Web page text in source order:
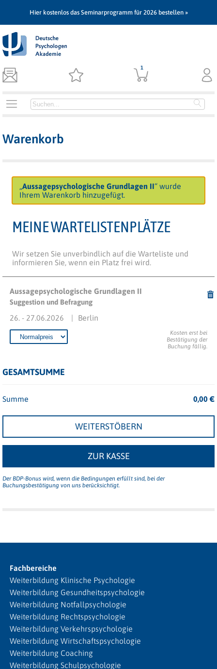
Hier kostenlos das Seminarprogramm für 2026 bestellen »
1
Warenkorb
„Aussagepsychologische Grundlagen II“ wurde
Ihrem Warenkorb hinzugefügt.
MEINE WARTELISTENPLÄTZE
Wir setzen Sie unverbindlich auf die Warteliste und
informieren Sie, wenn ein Platz frei wird.
Aussagepsychologische Grundlagen II
Suggestion und Befragung
Berlin
26. - 27.06.2026
Kosten erst bei
Bestätigung der
Buchung fällig.
GESAMTSUMME
Summe 0,00€
WEITERSTÖBERN
ZUR KASSE
Der BDP-Bonus wird, wenn die Bedingungen erfüllt sind, bei der
Buchungsbestätigung von uns berücksichtigt.
Fachbereiche
Weiterbildung Klinische Psychologie
Weiterbildung Gesundheitspsychologie
Weiterbildung Notfallpsychologie
Weiterbildung Rechtspsychologie
Weiterbildung Verkehrspsychologie
Weiterbildung Wirtschaftspsychologie
Weiterbildung Coaching
Weiterbildung Schulpsychologie